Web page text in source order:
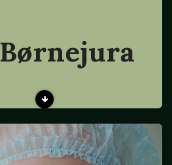
Børnejura